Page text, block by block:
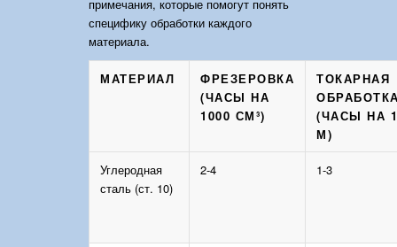
примечания, которые помогут понять
специфику обработки каждого
материала.
МАТЕРИАЛ
ФРЕЗЕРОВКА
(ЧАСЫ НА
1000 СМ³)
ТОКАРНАЯ
(ЧАСЫ НА 1
М)
Углеродная
сталь (ст. 10)
2-4 1-3